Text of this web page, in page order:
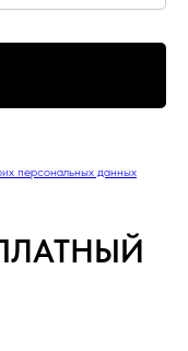
персональных данных